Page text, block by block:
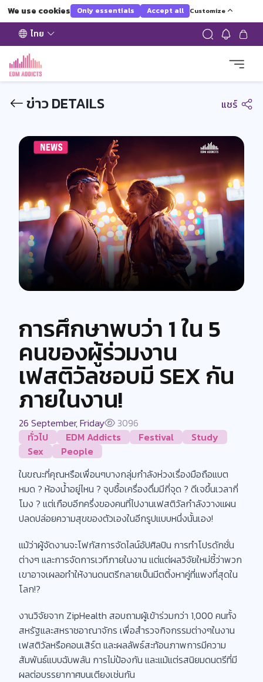
We use cookies Only essentials Accept all Customize
ไทย
ข่าว DETAILS แชร์
การศึกษาพบว่า 1 ใน 5
คนของผู้ร่วมงาน
เฟสติวัลชอบมี SEX กัน
ภายในงาน!
26 September, Friday
3096
ทั่วไป
EDM Addicts Festival
Study
Sex
People
ในขณะที่คุณหรือเพื่อนๆบางกลุ่มกำลังห่วงเรื่องมือถือแบต
หมด ? ห้องน้ำอยู่ไหน ? จุบซื้อเครื่องดื่มมีกี่จุด ? ดีเจขึ้นเวลากี่
โมง ? แต่เกือบอีกครึ่งของคนที่ไปงานเฟสติวัลกำลังวางแผน
ปลดปล่อยความสุขของตัวเองในอีกรูปแบบหนึ่งนั้นเอง!
แม้ว่าผู้จัดงานจะโฟกัสการจัดไลน์อัปศิลปิน การทำโปรดักชั่น
ต่างๆ และการจัดการเวทีภายในงาน แต่แต่ผลวิจัยใหม่ชี้ว่าพวก
เขาอาจเผลอทำให้งานดนตรีกลายเป็นมีตติ้งหาคู่ที่แพงที่สุดใน
โลก!?
งานวิจัยจาก ZipHealth สอบถามผู้เข้าร่วมกว่า 1,000 คนทั้ง
สหรัฐและสหราชอาณาจักร เพื่อสำรวจกิจกรรมต่างๆในงาน
เฟสติวัลหรือคอนเสิร์ต และผลลัพธ์สะท้อนภาพการมีความ
สัมพันธ์แบบฉับพลัน การไม่ป้องกัน และแม้แต่รสนิยมดนตรีที่มี
ผลต่อบรรยากาศบนเตียงเช่นกัน